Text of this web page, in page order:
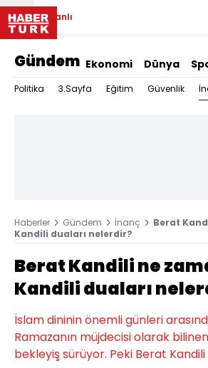
Canlı
Gündem Ekonomi Dünya
Politika 3.Sayfa Eğitim Güvenlik
Haberler Gündem İnanç
Berat
Kandili duaları nelerdir?
Berat Kandili ne
Kandili duaları
İslam dininin önemli günleri
Ramazanın müjdecisi olarak
bekleyiş sürüyor. Peki Berat